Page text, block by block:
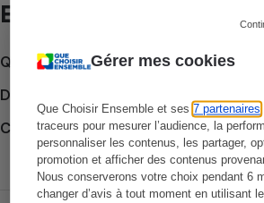
Gérer mes cookies
Que Choisir Ensemble et ses7 partenaires
traceurs pour mesurer l’audience, la
personnaliser les contenus, les partager,
promotion et afficher des contenus
Nous conserverons votre choix pendant 6
changer d’avis à tout moment en utilisant
Et aussi
Que faire en cas de litige ?
Découvrir le forum
Consulter nos Conseils